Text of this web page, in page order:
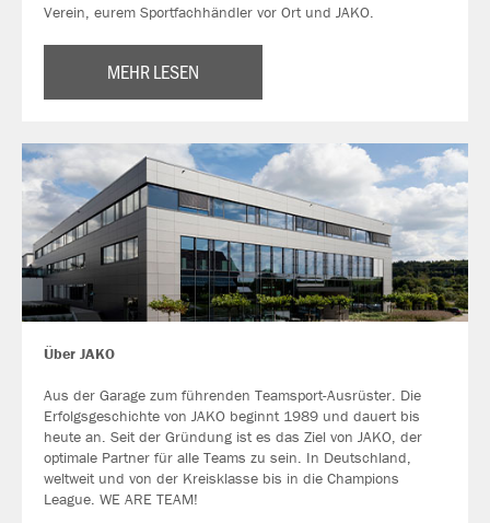
Verein, eurem Sportfachhändler vor Ort und JAKO.
MEHR LESEN
Über JAKO
Aus der Garage zum führenden Teamsport-Ausrüster. Die
Erfolgsgeschichte von JAKO beginnt 1989 und dauert bis
heute an. Seit der Gründung ist es das Ziel von JAKO, der
optimale Partner für alle Teams zu sein. In Deutschland,
weltweit und von der Kreisklasse bis in die Champions
League. WE ARE TEAM!